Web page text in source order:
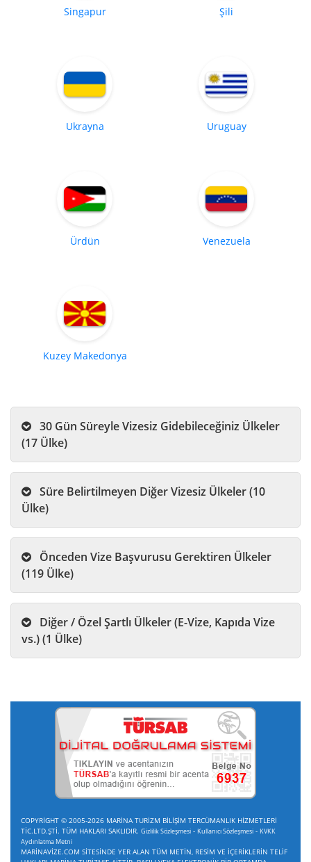
Singapur Şili
Ukrayna Uruguay
Ürdün Venezuela
Kuzey Makedonya
(17 Ülke)
Ülke)
(119 Ülke)
vs.) (1 Ülke)
COPYRİGHT © 2005-2026 MARİNA TURİZM BİLİŞİM TERCÜMANLIK HİZMETLERİ
TİC.LTD.ŞTİ. TÜM HAKLARI SAKLIDIR. Gizlilik Sözleşmesi - Kullanıcı Sözleşmesi - KVKK
Aydınlatma Metni
MARİNAVİZE.COM SİTESİNDE YER ALAN TÜM METİN, RESİM VE İÇERİKLERİN TELİF